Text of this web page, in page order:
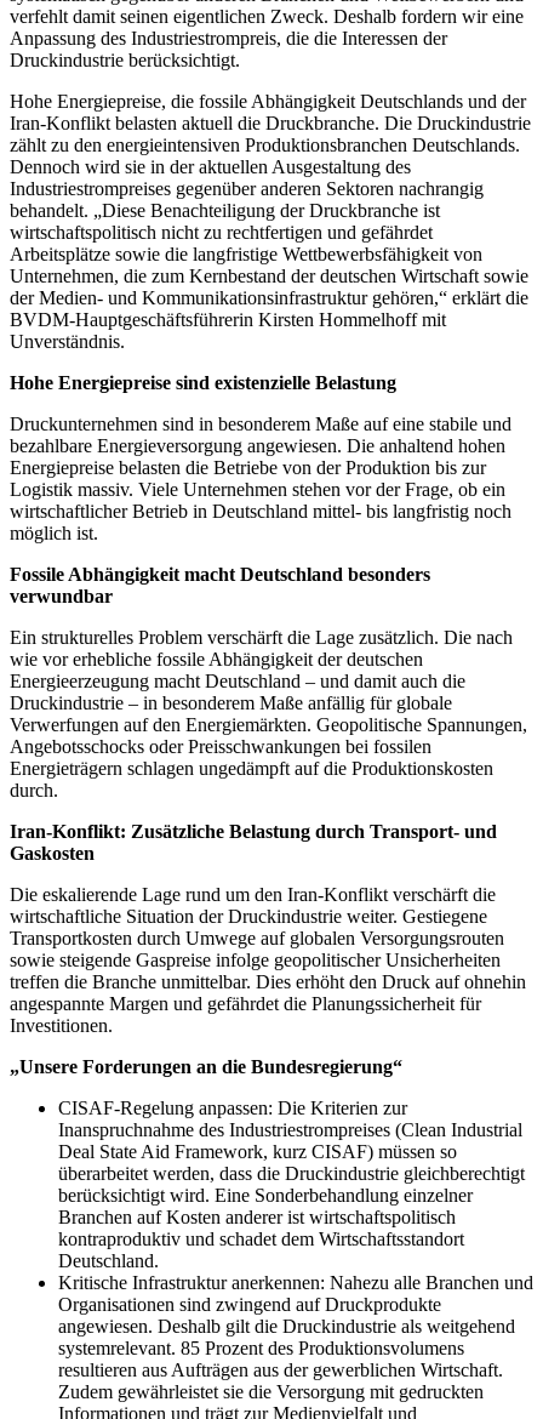
verfehlt damit seinen eigentlichen Zweck. Deshalb fordern wir eine
Anpassung des Industriestrompreis, die die Interessen der
Druckindustrie berücksichtigt.
Hohe Energiepreise, die fossile Abhängigkeit Deutschlands und der
Iran-Konflikt belasten aktuell die Druckbranche. Die Druckindustrie
zählt zu den energieintensiven Produktionsbranchen Deutschlands.
Dennoch wird sie in der aktuellen Ausgestaltung des
Industriestrompreises gegenüber anderen Sektoren nachrangig
behandelt. „Diese Benachteiligung der Druckbranche ist
wirtschaftspolitisch nicht zu rechtfertigen und gefährdet
Arbeitsplätze sowie die langfristige Wettbewerbsfähigkeit von
Unternehmen, die zum Kernbestand der deutschen Wirtschaft sowie
der Medien- und Kommunikationsinfrastruktur gehören,“ erklärt die
BVDM-Hauptgeschäftsführerin Kirsten Hommelhoff mit
Unverständnis.
Hohe Energiepreise sind existenzielle Belastung
Druckunternehmen sind in besonderem Maße auf eine stabile und
bezahlbare Energieversorgung angewiesen. Die anhaltend hohen
Energiepreise belasten die Betriebe von der Produktion bis zur
Logistik massiv. Viele Unternehmen stehen vor der Frage, ob ein
wirtschaftlicher Betrieb in Deutschland mittel- bis langfristig noch
möglich ist.
Fossile Abhängigkeit macht Deutschland besonders
verwundbar
Ein strukturelles Problem verschärft die Lage zusätzlich. Die nach
wie vor erhebliche fossile Abhängigkeit der deutschen
Energieerzeugung macht Deutschland – und damit auch die
Druckindustrie – in besonderem Maße anfällig für globale
Verwerfungen auf den Energiemärkten. Geopolitische Spannungen,
Angebotsschocks oder Preisschwankungen bei fossilen
Energieträgern schlagen ungedämpft auf die Produktionskosten
durch.
Iran-Konflikt: Zusätzliche Belastung durch Transport- und
Gaskosten
Die eskalierende Lage rund um den Iran-Konflikt verschärft die
wirtschaftliche Situation der Druckindustrie weiter. Gestiegene
Transportkosten durch Umwege auf globalen Versorgungsrouten
sowie steigende Gaspreise infolge geopolitischer Unsicherheiten
treffen die Branche unmittelbar. Dies erhöht den Druck auf ohnehin
angespannte Margen und gefährdet die Planungssicherheit für
Investitionen.
„Unsere Forderungen an die Bundesregierung“
CISAF-Regelung anpassen: Die Kriterien zur
Inanspruchnahme des Industriestrompreises (Clean Industrial
Deal State Aid Framework, kurz CISAF) müssen so
überarbeitet werden, dass die Druckindustrie gleichberechtigt
berücksichtigt wird. Eine Sonderbehandlung einzelner
Branchen auf Kosten anderer ist wirtschaftspolitisch
kontraproduktiv und schadet dem Wirtschaftsstandort
Deutschland.
Kritische Infrastruktur anerkennen: Nahezu alle Branchen und
Organisationen sind zwingend auf Druckprodukte
angewiesen. Deshalb gilt die Druckindustrie als weitgehend
systemrelevant. 85 Prozent des Produktionsvolumens
resultieren aus Aufträgen aus der gewerblichen Wirtschaft.
Zudem gewährleistet sie die Versorgung mit gedruckten
Informationen und trägt zur Medienvielfalt und